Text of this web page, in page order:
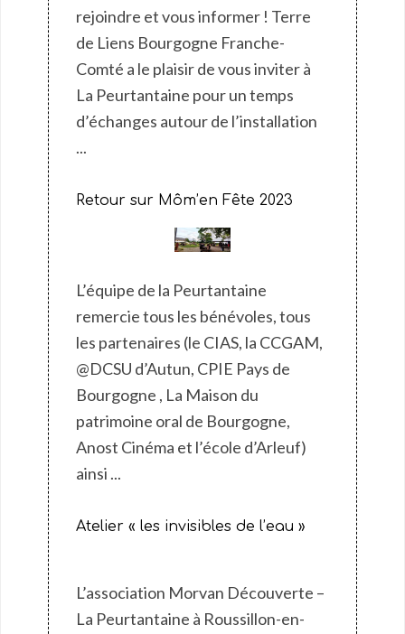
rejoindre et vous informer ! Terre
de Liens Bourgogne Franche-
Comté a le plaisir de vous inviter à
La Peurtantaine pour un temps
d’échanges autour de l’installation
...
Retour sur Môm’en Fête 2023
L’équipe de la Peurtantaine
remercie tous les bénévoles, tous
les partenaires (le CIAS, la CCGAM,
@DCSU d’Autun, CPIE Pays de
Bourgogne , La Maison du
patrimoine oral de Bourgogne,
Anost Cinéma et l’école d’Arleuf)
ainsi ...
Atelier « les invisibles de l’eau »
L’association Morvan Découverte –
La Peurtantaine à Roussillon-en-